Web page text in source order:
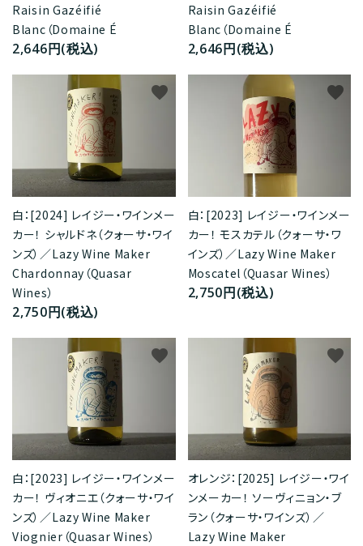
Raisin Gazéifié
Blanc（Domaine É
2,646円(税込)
Raisin Gazéifié
Blanc（Domaine É
2,646円(税込)
白：[2024] レイジー・ワインメー
カー！ シャルドネ（クォーサ・ワイ
ンズ）／Lazy Wine Maker
Chardonnay（Quasar
Wines）
2,750円(税込)
favorite
白：[2023] レイジー・ワインメー
カー！ モスカテル（クォーサ・ワ
インズ）／Lazy Wine Maker
Moscatel（Quasar Wines）
2,750円(税込)
favorite
白：[2023] レイジー・ワインメー
カー！ ヴィオニエ（クォーサ・ワイ
ンズ）／Lazy Wine Maker
Viognier（Quasar Wines）
favorite
オレンジ：[2025] レイジー・ワイ
ンメーカー！ ソーヴィニョン・ブ
ラン（クォーサ・ワインズ）／
Lazy Wine Maker
favorite